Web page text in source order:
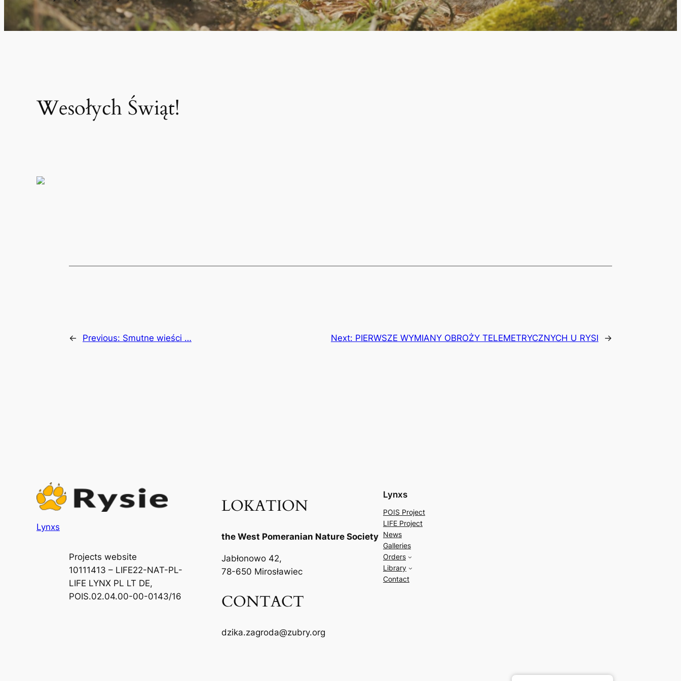
Wesołych Świąt!
← Previous: Smutne wieści … Next: PIERWSZE WYMIANY OBROŻY TELEMETRYCZNYCH U RYSI →
Lynxs
Projects website
10111413 – LIFE22-NAT-PL-
LIFE LYNX PL LT DE,
POIS.02.04.00-00-0143/16
LOKATION
the West Pomeranian Nature Society
Jabłonowo 42,
78-650 Mirosławiec
CONTACT
dzika.zagroda@zubry.org
Lynxs
POIS Project
LIFE Project
News
Galleries
Orders
Library
Contact